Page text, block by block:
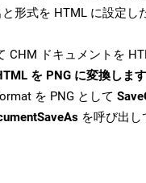
形式を HTML に設定し
CHM ドキュメントを
を PNG に変換します
を PNG として
を呼び出